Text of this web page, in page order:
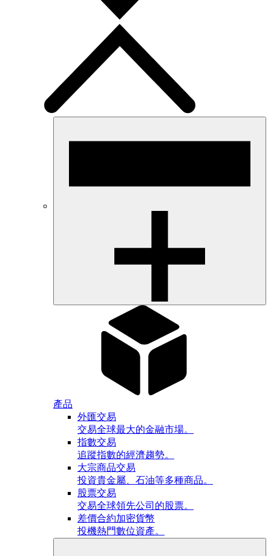
產品
外匯交易
交易全球最大的金融市場。
指數交易
追蹤指數的經濟趨勢。
大宗商品交易
投資貴金屬、石油等多種商品。
股票交易
交易全球領先公司的股票。
差價合約加密貨幣
投機熱門數位資產。